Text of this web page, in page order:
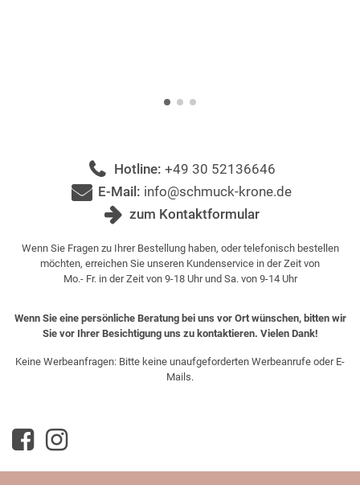
Hotline: +49 30 52136646
E-Mail: info@schmuck-krone.de
zum Kontaktformular
Wenn Sie Fragen zu Ihrer Bestellung haben, oder telefonisch bestellen
möchten, erreichen Sie unseren Kundenservice in der Zeit von
Mo.- Fr. in der Zeit von 9-18 Uhr und Sa. von 9-14 Uhr
Wenn Sie eine persönliche Beratung bei uns vor Ort wünschen, bitten wir
Sie vor Ihrer Besichtigung uns zu kontaktieren. Vielen Dank!
Keine Werbeanfragen: Bitte keine unaufgeforderten Werbeanrufe oder E-
Mails.